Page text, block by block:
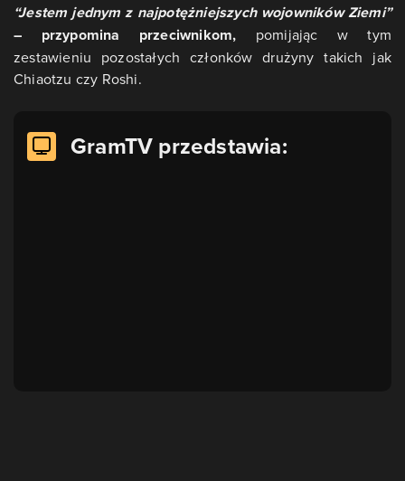
“Jestem jednym z najpotężniejszych wojowników Ziemi”
– przypomina przeciwnikom, pomijając w tym
zestawieniu pozostałych członków drużyny takich jak
Chiaotzu czy Roshi.
GramTV przedstawia: